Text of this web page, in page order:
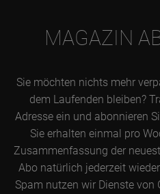
MAGAZIN
Sie möchten nichts mehr
dem Laufenden bleiben?
Adresse ein und abonnieren
Sie erhalten einmal pro
Zusammenfassung der
Abo natürlich jederzeit
Spam nutzen wir Dienste